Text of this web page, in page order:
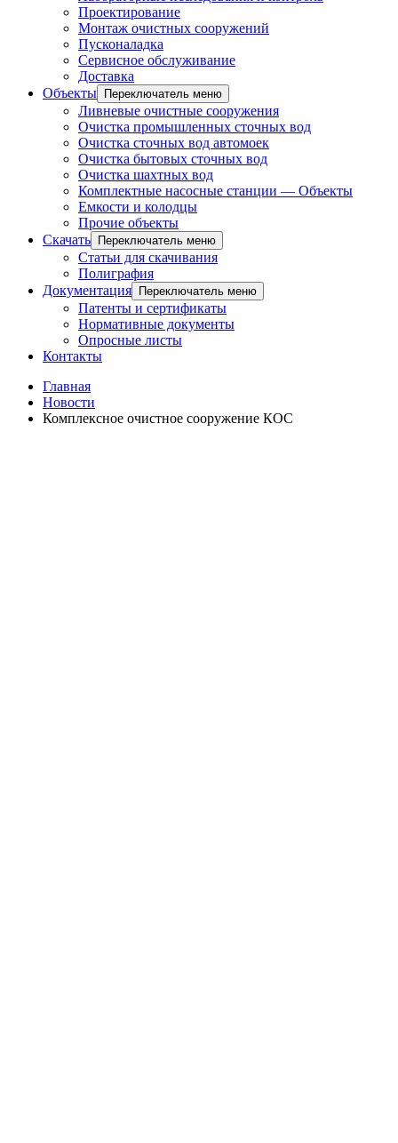
Проектирование
Монтаж очистных сооружений
Пусконаладка
Сервисное обслуживание
Доставка
Объекты
Переключатель меню
Ливневые очистные сооружения
Очистка промышленных сточных вод
Очистка сточных вод автомоек
Очистка бытовых сточных вод
Очистка шахтных вод
Комплектные насосные станции — Объекты
Емкости и колодцы
Прочие объекты
Скачать
Переключатель меню
Статьи для скачивания
Полиграфия
Документация
Переключатель меню
Патенты и сертификаты
Нормативные документы
Опросные листы
Контакты
Главная
Новости
Комплексное очистное сооружение КОС